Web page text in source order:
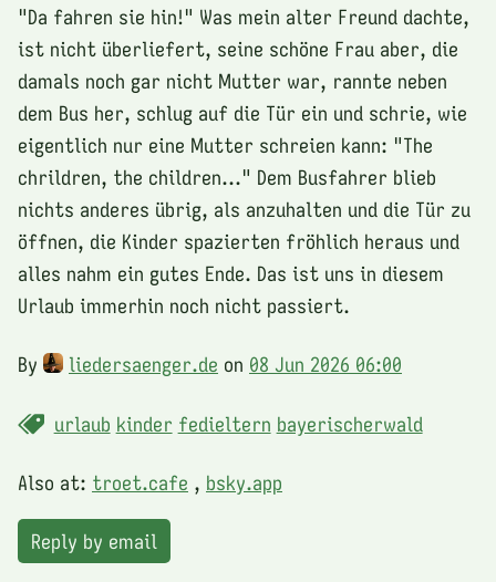
"Da fahren sie hin!" Was mein alter Freund dachte,
ist nicht überliefert, seine schöne Frau aber, die
damals noch gar nicht Mutter war, rannte neben
dem Bus her, schlug auf die Tür ein und schrie, wie
eigentlich nur eine Mutter schreien kann: "The
chrildren, the children..." Dem Busfahrer blieb
nichts anderes übrig, als anzuhalten und die Tür zu
öffnen, die Kinder spazierten fröhlich heraus und
alles nahm ein gutes Ende. Das ist uns in diesem
Urlaub immerhin noch nicht passiert.
By liedersaenger.de on 08 Jun 2026 06:00
urlaub kinder fedieltern bayerischerwald
Also at: troet.cafe , bsky.app
Reply by email